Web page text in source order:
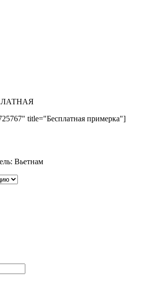
title="Бесплатная примерка"]
Вьетнам